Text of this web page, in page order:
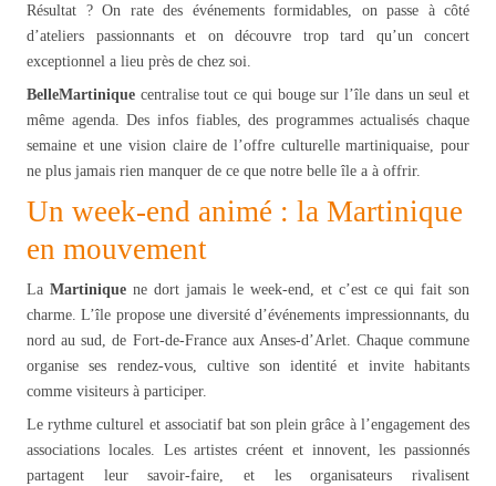
Résultat ? On rate des événements formidables, on passe à côté
d’ateliers passionnants et on découvre trop tard qu’un concert
exceptionnel a lieu près de chez soi.
BelleMartinique centralise tout ce qui bouge sur l’île dans un seul et
même agenda. Des infos fiables, des programmes actualisés chaque
semaine et une vision claire de l’offre culturelle martiniquaise, pour
ne plus jamais rien manquer de ce que notre belle île a à offrir.
Un week-end animé : la Martinique
en mouvement
La Martinique ne dort jamais le week-end, et c’est ce qui fait son
charme. L’île propose une diversité d’événements impressionnants, du
nord au sud, de Fort-de-France aux Anses-d’Arlet. Chaque commune
organise ses rendez-vous, cultive son identité et invite habitants
comme visiteurs à participer.
Le rythme culturel et associatif bat son plein grâce à l’engagement des
associations locales. Les artistes créent et innovent, les passionnés
partagent leur savoir-faire, et les organisateurs rivalisent